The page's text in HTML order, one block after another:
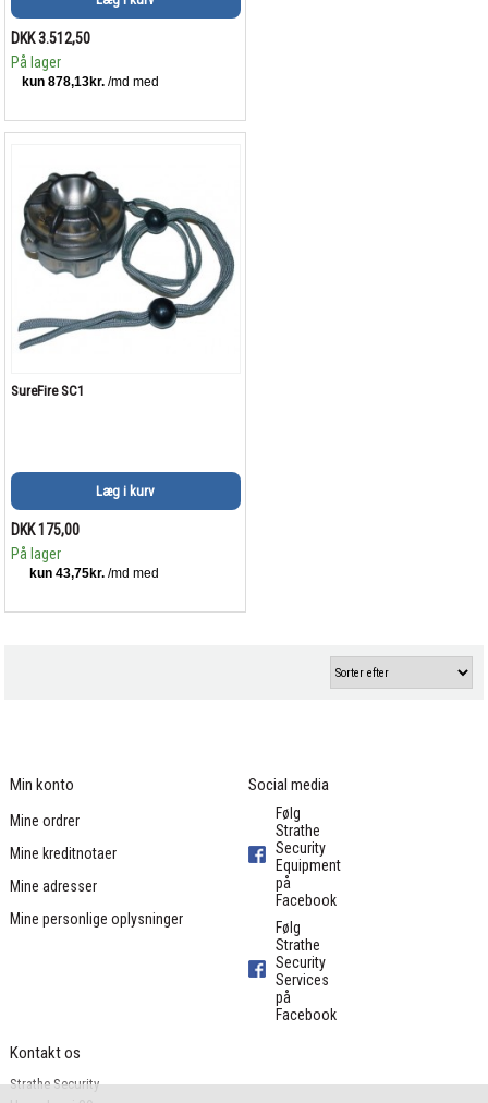
DKK 3.512,50
På lager
SureFire SC1
Læg i kurv
DKK 175,00
På lager
Min konto
Mine ordrer
Mine kreditnotaer
Mine adresser
Mine personlige oplysninger
Social media
Følg
Strathe
Security
Equipment
på
Facebook
Følg
Strathe
Security
Services
på
Facebook
Kontakt os
Strathe Security